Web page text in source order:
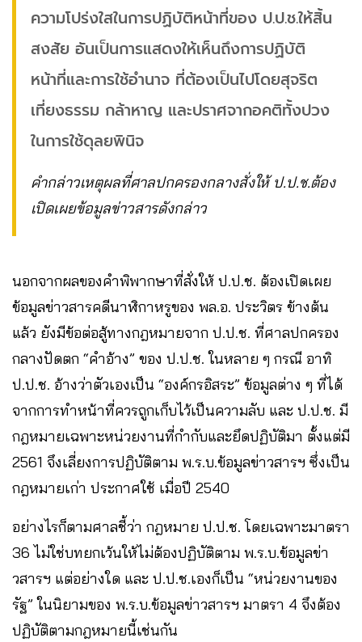
ความโปร่งใสในการปฏิบัติหน้าที่ของ ป.ป.ช.ให้สิ้น
สงสัย อันเป็นการแสดงให้เห็นถึงการปฏิบัติ
หน้าที่และการใช้อำนาจ ที่ต้องเป็นไปโดยสุจริต
เที่ยงธรรม กล้าหาญ และปราศจากอคติทั้งปวง
ในการใช้ดุลยพินิจ
คำกล่าวเหตุผลที่ศาลปกครองกลางสั่งให้ ป.ป.ช.ต้อง
เปิดเผยข้อมูลข่าวสารดังกล่าว
นอกจากผลของคำพิพากษาที่สั่งให้ ป.ป.ช. ต้องเปิดเผย
ข้อมูลข่าวสารคดีนาฬิกาหรูของ พล.อ. ประวิตร ข้างต้น
แล้ว ยังมีข้อต่อสู้ทางกฎหมายจาก ป.ป.ช. ที่ศาลปกครอง
กลางปัดตก “คำอ้าง” ของ ป.ป.ช. ในหลาย ๆ กรณี อาทิ
ป.ป.ช. อ้างว่าตัวเองเป็น “องค์กรอิสระ” ข้อมูลต่าง ๆ ที่ได้
จากการทำหน้าที่ควรถูกเก็บไว้เป็นความลับ และ ป.ป.ช. มี
กฎหมายเฉพาะหน่วยงานที่กำกับและยึดปฏิบัติมา ตั้งแต่มี
2561 จึงเลี่ยงการปฏิบัติตาม พ.ร.บ.ข้อมูลข่าวสารฯ ซึ่งเป็น
กฎหมายเก่า ประกาศใช้ เมื่อปี 2540
อย่างไรก็ตามศาลชี้ว่า กฎหมาย ป.ป.ช. โดยเฉพาะมาตรา
36 ไม่ใช่บทยกเว้นให้ไม่ต้องปฏิบัติตาม พ.ร.บ.ข้อมูลข่า
วสารฯ แต่อย่างใด และ ป.ป.ช.เองก็เป็น “หน่วยงานของ
รัฐ” ในนิยามของ พ.ร.บ.ข้อมูลข่าวสารฯ มาตรา 4 จึงต้อง
ปฏิบัติตามกฎหมายนี้เช่นกัน